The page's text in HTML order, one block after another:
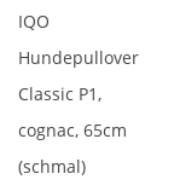
IQO
Hundepullover
Classic P1,
cognac, 65cm
(schmal)